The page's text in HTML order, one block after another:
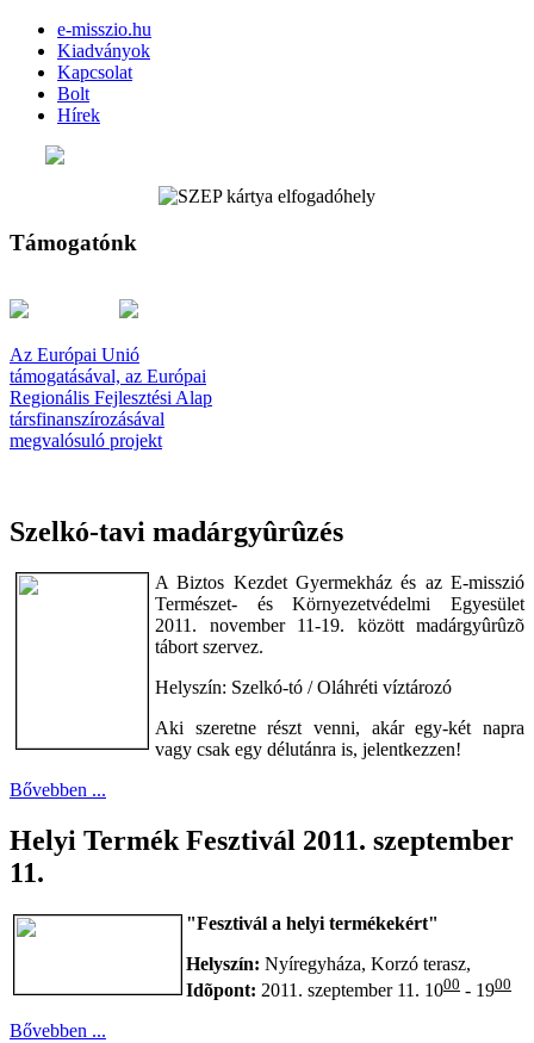
e-misszio.hu
Kiadványok
Kapcsolat
Bolt
Hírek
Támogatónk
Az Európai Unió
támogatásával, az Európai
Regionális Fejlesztési Alap
társfinanszírozásával
megvalósuló projekt
Szelkó-tavi madárgyûrûzés
A Biztos Kezdet Gyermekház és az E-misszió
Természet- és Környezetvédelmi Egyesület
2011. november 11-19. között madárgyûrûzõ
tábort szervez.
Helyszín: Szelkó-tó / Oláhréti víztározó
Aki szeretne részt venni, akár egy-két napra
vagy csak egy délutánra is, jelentkezzen!
Bővebben ...
Helyi Termék Fesztivál 2011. szeptember
11.
"Fesztivál a helyi termékekért"
Helyszín: Nyíregyháza, Korzó terasz,
Idõpont: 2011. szeptember 11. 1000 - 1900
Bővebben ...